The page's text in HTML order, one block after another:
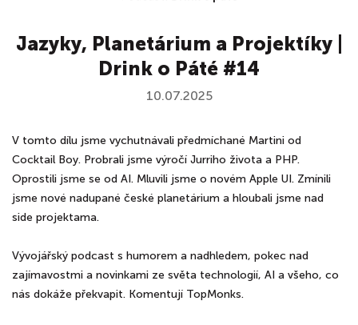
Jazyky, Planetárium a Projektíky |
Drink o Páté #14
10.07.2025
V tomto dílu jsme vychutnávali předmíchané Martini od
Cocktail Boy. Probrali jsme výročí Jurriho života a PHP.
Oprostili jsme se od AI. Mluvili jsme o novém Apple UI. Zmínili
jsme nové nadupané české planetárium a hloubali jsme nad
side projektama.
Vývojářský podcast s humorem a nadhledem, pokec nad
zajímavostmi a novinkami ze světa technologií, AI a všeho, co
nás dokáže překvapit. Komentují TopMonks.